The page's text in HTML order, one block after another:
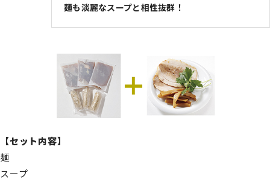
麺も淡麗なスープと相性抜群！
【セット内容】
麺
スープ